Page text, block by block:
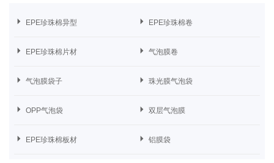
EPE珍珠棉异型 EPE珍珠棉卷
EPE珍珠棉片材 气泡膜卷
气泡膜袋子 珠光膜气泡袋
OPP气泡袋 双层气泡膜
EPE珍珠棉板材 铝膜袋